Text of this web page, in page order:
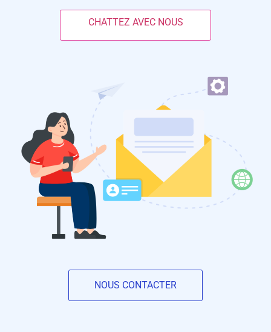
CHATTEZ AVEC NOUS
NOUS CONTACTER